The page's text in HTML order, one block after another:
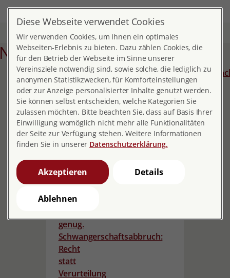
DE MENÜ
Start Fachinfos
News
vorherige12345678910 111213141516171819
Diese Webseite verwendet Cookies
Wir verwenden Cookies, um Ihnen ein optimales
Webseiten-Erlebnis zu bieten. Dazu zählen Cookies, die
für den Betrieb der Webseite im Sinne unserer
Vereinsziele notwendig sind, sowie solche, die lediglich zu
anonymen Statistikzwecken, für Komforteinstellungen
oder zur Anzeige personalisierter Inhalte genutzt werden.
Sie können selbst entscheiden, welche Kategorien Sie
zulassen möchten. Bitte beachten Sie, dass auf Basis Ihrer
Einwilligung womöglich nicht mehr alle Funktionalitäten
der Seite zur Verfügung stehen. Weitere Informationen
finden Sie in unserer Datenschutzerklärung.
Akzeptieren Details
Ablehnen